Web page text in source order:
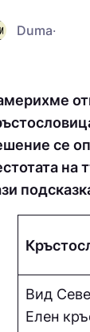
Duma·
се
на
Вид
Елен